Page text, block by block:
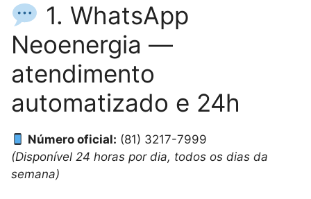
1. WhatsApp
Neoenergia —
atendimento
automatizado e 24h
Número oficial: (81) 3217-7999
(Disponível 24 horas por dia, todos os dias da
semana)